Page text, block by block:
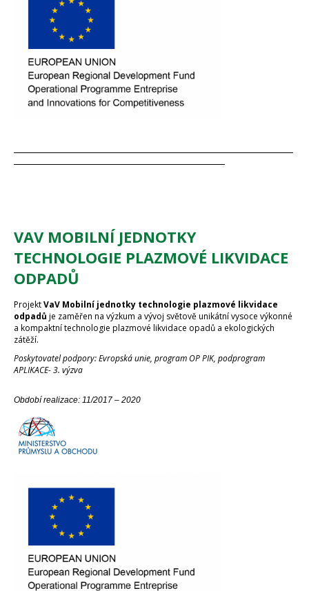
VAV MOBILNÍ JEDNOTKY
TECHNOLOGIE PLAZMOVÉ LIKVIDACE
ODPADŮ
ProjektVaV Mobilní jednotky technologie plazmové likvidace
odpadů je zaměřen na výzkum a vývoj světově unikátní vysoce výkonné
a kompaktní technologie plazmové likvidace opadů a ekologických
zátěží.
Poskytovatel podpory: Evropská unie, program OP PIK, podprogram
APLIKACE- 3. výzva
Období realizace: 11/2017 – 2020